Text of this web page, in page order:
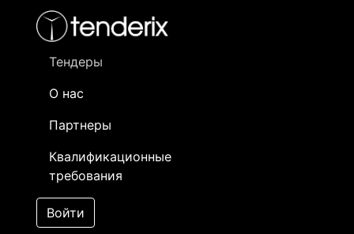
Тендеры
О нас
Партнеры
Квалификационные
требования
Войти
- активный лот
- сохраненный лот (не опубликован)
Закуп: Муфты
[Завершен]
Лот №:
АУКЦИОН (покупка
товара)